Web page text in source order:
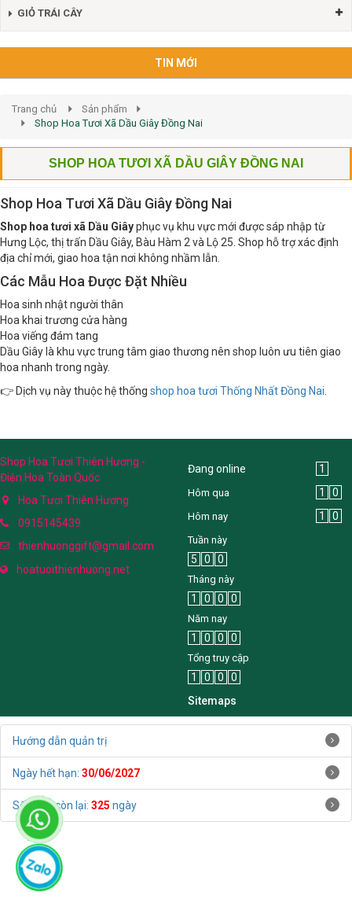
GIỎ TRÁI CÂY
TIN MỚI
Trang chủ
Sản phẩm
Shop Hoa Tươi Xã Dầu Giây Đồng Nai
SHOP HOA TƯƠI XÃ DẦU GIÂY ĐỒNG NAI
Shop Hoa Tươi Xã Dầu Giây Đồng Nai
Shop hoa tươi xã Dầu Giâyphục vụ khu vực mới được sáp nhập từ
Hưng Lộc, thị trấn Dầu Giây, Bàu Hàm 2 và Lộ 25. Shop hỗ trợ xác định
địa chỉ mới, giao hoa tận nơi không nhầm lẫn.
Các Mẫu Hoa Được Đặt Nhiều
Hoa sinh nhật người thân
Hoa khai trương cửa hàng
Hoa viếng đám tang
Dầu Giây là khu vực trung tâm giao thương nên shop luôn ưu tiên giao
hoa nhanh trong ngày.
👉 Dịch vụ này thuộc hệ thống shop hoa tươi Thống Nhất Đồng Nai
Shop Hoa Tươi Thiên Hương -
Điện Hoa Toàn Quốc
Hoa Tươi Thiên Hương
0915145439
thienhuonggift@gmail.com
hoatuoithienhuong.net
Đang online 1
Hôm qua 1 0
Hôm nay 1 0
Tuần này
5 0 0
Tháng này
1 0 0 0
Năm nay
1 0 0 0
Tổng truy cập
1 0 0
0
Sitemaps
Hướng dẫn quản trị
Ngày hết hạn: 30/06/2027
Số ngày còn lại: 325 ngày